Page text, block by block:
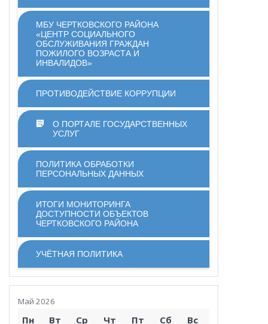
МБУ ЧЕРТКОВСКОГО РАЙОНА
«ЦЕНТР СОЦИАЛЬНОГО
ОБСЛУЖИВАНИЯ ГРАЖДАН
ПОЖИЛОГО ВОЗРАСТА И
ИНВАЛИДОВ»
ПРОТИВОДЕЙСТВИЕ КОРРУПЦИИ
О ПОРТАЛЕ ГОСУДАРСТВЕННЫХ
УСЛУГ
ПОЛИТИКА ОБРАБОТКИ
ПЕРСОНАЛЬНЫХ ДАННЫХ
ИТОГИ МОНИТОРИНГА
ДОСТУПНОСТИ ОБЪЕКТОВ
ЧЕРТКОВСКОГО РАЙОНА
УЧЁТНАЯ ПОЛИТИКА
Май 2026
Пн Вт Ср Чт Пт Сб Вс